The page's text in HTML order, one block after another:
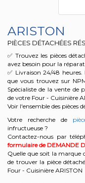
ARISTON
PIÈCES DÉTACHÉES
✅ Trouvez les pièces
avez besoin pour la
✅ Livraison 24/48 heures.
que vous trouvez sur
Spécialiste de la vente de
de votre Four - Cuisinière
Voir l'ensemble des pièces
Votre recherche de
infructueuse ?
Contactez-nous par
formulaire de DEMANDE
Quelle que soit la marque
de trouver la pièce
Four - Cuisinière ARISTON